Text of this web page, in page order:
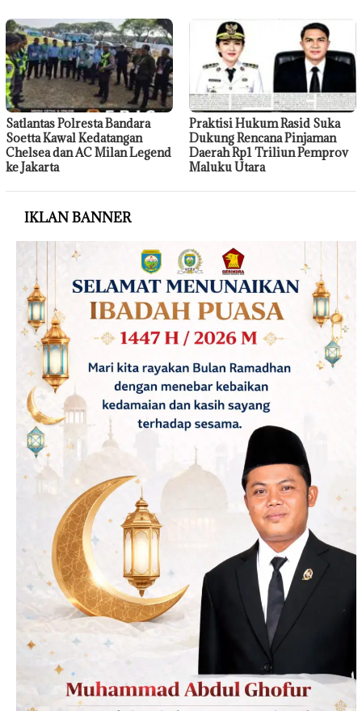
Satlantas Polresta Bandara
Soetta Kawal Kedatangan
Chelsea dan AC Milan Legend
ke Jakarta
Praktisi Hukum Rasid Suka
Dukung Rencana Pinjaman
Daerah Rp1 Triliun Pemprov
Maluku Utara
IKLAN BANNER